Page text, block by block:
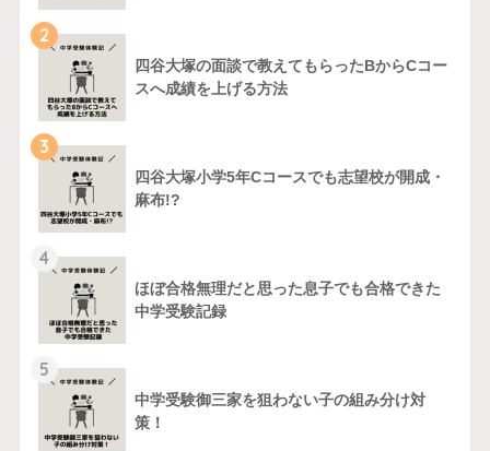
2
四谷大塚の面談で教えてもらったBからCコー
スへ成績を上げる方法
3
四谷大塚小学5年Cコースでも志望校が開成・
麻布!?
4
ほぼ合格無理だと思った息子でも合格できた
中学受験記録
5
中学受験御三家を狙わない子の組み分け対
策！